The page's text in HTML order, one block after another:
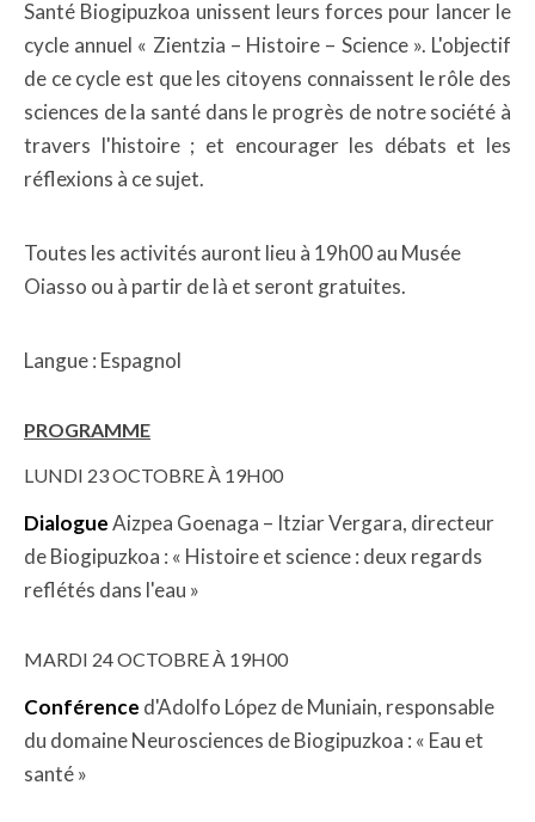
Santé Biogipuzkoa unissent leurs forces pour lancer le
cycle annuel « Zientzia – Histoire – Science ». L'objectif
de ce cycle est que les citoyens connaissent le rôle des
sciences de la santé dans le progrès de notre société à
travers l'histoire ; et encourager les débats et les
réflexions à ce sujet.
Toutes les activités auront lieu à 19h00 au Musée
Oiasso ou à partir de là et seront gratuites.
Langue : Espagnol
PROGRAMME
LUNDI 23 OCTOBRE À 19H00
DialogueAizpea Goenaga – Itziar Vergara, directeur
de Biogipuzkoa : « Histoire et science : deux regards
reflétés dans l'eau »
MARDI 24 OCTOBRE À 19H00
Conférence d'Adolfo López de Muniain, responsable
du domaine Neurosciences de Biogipuzkoa : « Eau et
santé »